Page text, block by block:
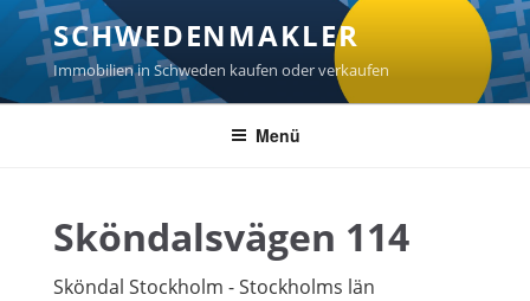
Zum
Inhalt
springen
SCHWEDENMAKLER
Immobilien in Schweden kaufen oder verkaufen
Menü
Sköndalsvägen 114
Sköndal Stockholm - Stockholms län